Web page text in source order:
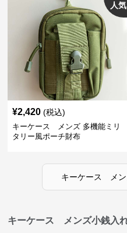
人気
¥2,420 (税込)
キーケース メンズ 多機能ミリ
タリー風ポーチ財布
キーケース メ
キーケース メンズ小銭入